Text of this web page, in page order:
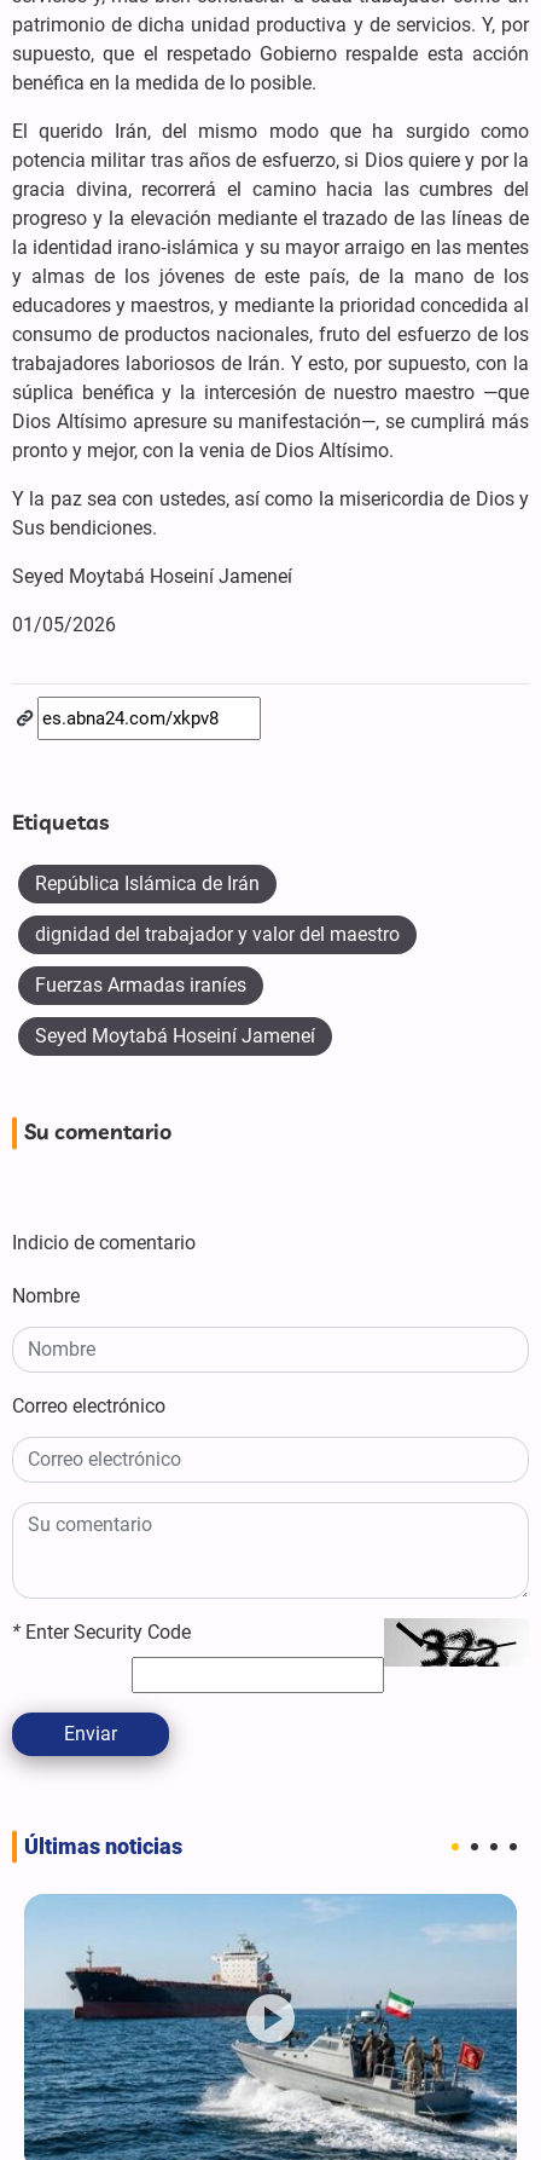
patrimonio de dicha unidad productiva y de servicios. Y, por
supuesto, que el respetado Gobierno respalde esta acción
benéfica en la medida de lo posible.
El querido Irán, del mismo modo que ha surgido como
potencia militar tras años de esfuerzo, si Dios quiere y por la
gracia divina, recorrerá el camino hacia las cumbres del
progreso y la elevación mediante el trazado de las líneas de
la identidad irano‑islámica y su mayor arraigo en las mentes
y almas de los jóvenes de este país, de la mano de los
educadores y maestros, y mediante la prioridad concedida al
consumo de productos nacionales, fruto del esfuerzo de los
trabajadores laboriosos de Irán. Y esto, por supuesto, con la
súplica benéfica y la intercesión de nuestro maestro —que
Dios Altísimo apresure su manifestación—, se cumplirá más
pronto y mejor, con la venia de Dios Altísimo.
Y la paz sea con ustedes, así como la misericordia de Dios y
Sus bendiciones.
Seyed Moytabá Hoseiní Jameneí
01/05/2026
Etiquetas
República Islámica de Irán
dignidad del trabajador y valor del maestro
Fuerzas Armadas iraníes
Seyed Moytabá Hoseiní Jameneí
Su comentario
Indicio de comentario
Nombre
Correo electrónico
* Enter Security Code
Enviar
Últimas noticias